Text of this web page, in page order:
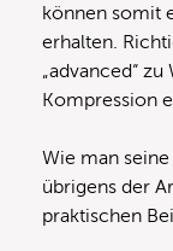
können somit
erhalten.
„advanced“
Kompression
Wie man
übrigens der
praktischen